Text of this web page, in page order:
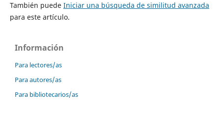
También puede Iniciar una búsqueda de similitud avanzada
para este artículo.
Información
Para lectores/as
Para autores/as
Para bibliotecarios/as